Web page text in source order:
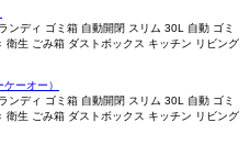
ンディ ゴミ箱 自動開閉 スリム 30L 自動 ゴミ
生 ごみ箱 ダストボックス キッチン リビング
ーオー）
ンディ ゴミ箱 自動開閉 スリム 30L 自動 ゴミ
生 ごみ箱 ダストボックス キッチン リビング